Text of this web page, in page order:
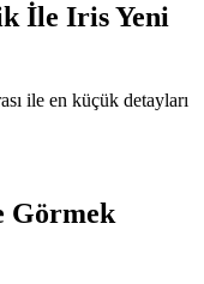
İle Iris Yeni
ile en küçük detayları
Görmek